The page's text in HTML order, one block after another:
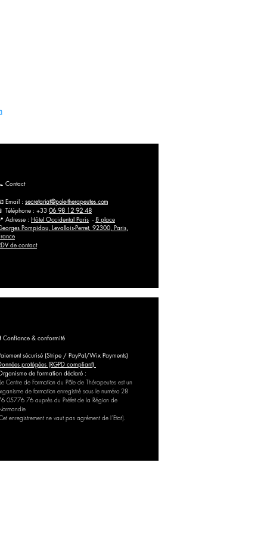
Contact
Email : secretariat@pole-therapeutes.com
📱 Téléphone : +33 06 98 12 92 48
Adresse : Hôtel Occidental Paris - 8 place
Pompidou, Levallois-Perret, 92300, Paris,
de contact
Confiance & conformité
sécurisé (Stripe / PayPal/Wix Payments)
protégées (RGPD compliant)
de formation déclaré :
Le Centre de Formation du Pôle de Thérapeutes est un
de formation enregistré sous le numéro 28
05776 76 auprès du Préfet de la Région de
enregistrement ne vaut pas agrément de l’Etat).